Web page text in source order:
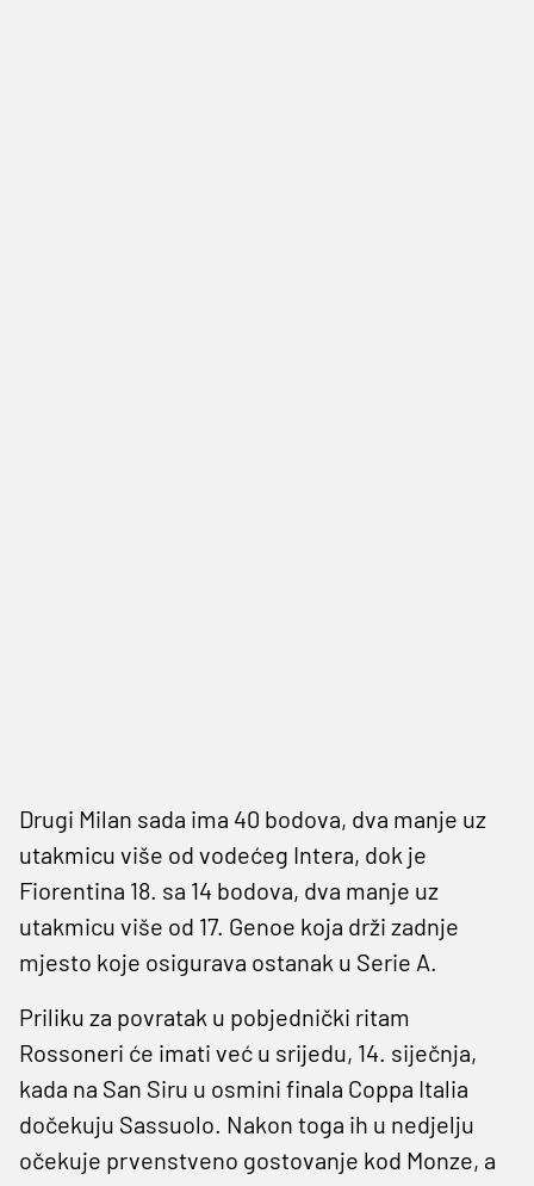
Drugi Milan sada ima 40 bodova, dva manje uz
utakmicu više od vodećeg Intera, dok je
Fiorentina 18. sa 14 bodova, dva manje uz
utakmicu više od 17. Genoe koja drži zadnje
mjesto koje osigurava ostanak u Serie A.
Priliku za povratak u pobjednički ritam
Rossoneri će imati već u srijedu, 14. siječnja,
kada na San Siru u osmini finala Coppa Italia
dočekuju Sassuolo. Nakon toga ih u nedjelju
očekuje prvenstveno gostovanje kod Monze, a